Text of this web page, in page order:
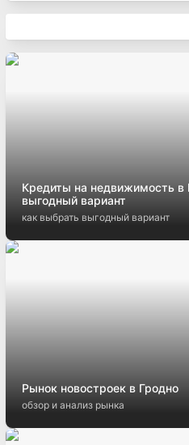
Кредиты на недвижимость в
выгодный вариант
как выбрать выгодный вариант
Рынок новостроек в Гродно
обзор и анализ рынка